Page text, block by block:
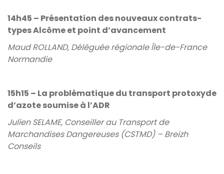
14h45 – Présentation des nouveaux contrats-
types Alcôme et point d’avancement
Maud ROLLAND, Déléguée régionale Île-de-France
Normandie
15h15 – La problématique du transport protoxyde
d’azote soumise à l’ADR
Julien SELAME, Conseiller au Transport de
Marchandises Dangereuses (CSTMD) – Breizh
Conseils